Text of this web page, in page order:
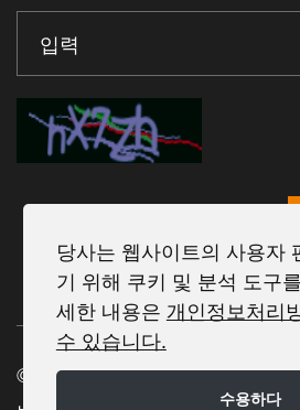
당사는 웹사이트의 사용자
기 위해 쿠키 및 분석 도구
세한 내용은 개인정보처리
수 있습니다.
수용하다
© 2025 Daetwyler SwissTec